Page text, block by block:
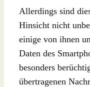
Allerdings sind
Hinsicht nicht
einige von ihnen
Daten des
besonders
übertragenen